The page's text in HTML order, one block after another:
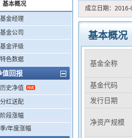
基本概况
基金经理
基金公司
基金评级
特色数据
值回报
历史净值
分红送配
阶段涨幅
季/年度涨幅
成立日期： 2016-
基本概况
基金全称
基金代码
发行日期
净资产规模